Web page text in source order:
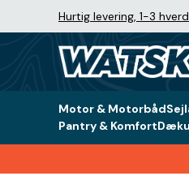
Hurtig levering, 1-3
Motor & Motorbåd
Pantry & Komfort